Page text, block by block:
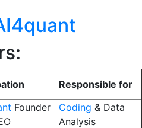
Responsible for
Founder
Coding & Data
Analysis